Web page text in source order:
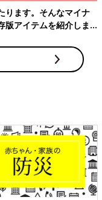
ります。そんなマイナ
版アイテムを紹介しま